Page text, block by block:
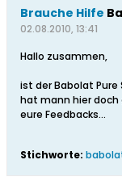
Brauche Hilfe
02.08.2010, 13:41
Hallo zusammen,
ist der Babolat Pure
hat mann hier doch
eure Feedbacks...
Stichworte: